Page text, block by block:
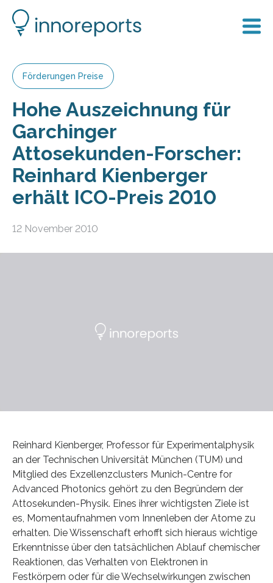
Förderungen Preise
Hohe Auszeichnung für
Garchinger
Attosekunden-Forscher:
Reinhard Kienberger
erhält ICO-Preis 2010
12 November 2010
Reinhard Kienberger, Professor für Experimentalphysik
an der Technischen Universität München (TUM) und
Mitglied des Exzellenzclusters Munich-Centre for
Advanced Photonics gehört zu den Begründern der
Attosekunden-Physik. Eines ihrer wichtigsten Ziele ist
es, Momentaufnahmen vom Innenleben der Atome zu
erhalten. Die Wissenschaft erhofft sich hieraus wichtige
Erkenntnisse über den tatsächlichen Ablauf chemischer
Reaktionen, das Verhalten von Elektronen in
Festkörpern oder für die Wechselwirkungen zwischen